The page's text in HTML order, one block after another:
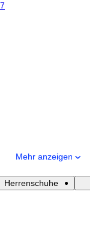
Mehr anzeigen
Herrenschuhe